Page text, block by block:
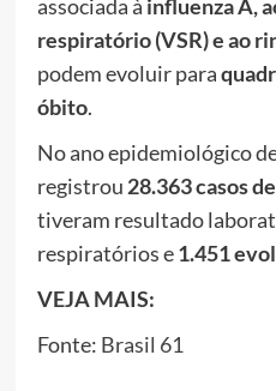
associada à influenza A,
respiratório (VSR) e ao
podem evoluir para
óbito.
No ano epidemiológico
registrou 28.363 casos
tiveram resultado
respiratórios e1.451
VEJA MAIS:
Fonte: Brasil 61